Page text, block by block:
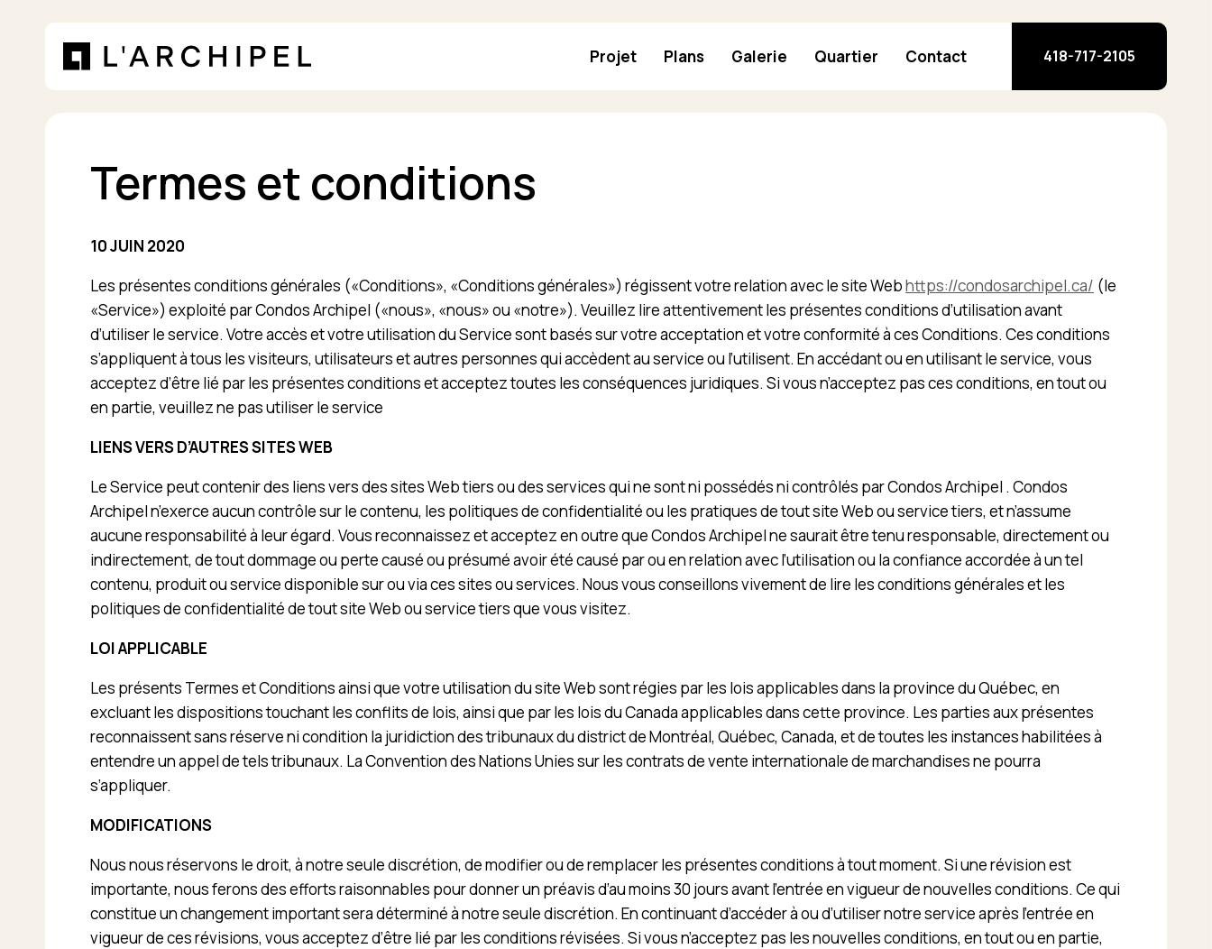
Projet Plans Galerie Quartier Contact 418-717-2105
Termes et conditions
10 JUIN 2020
Les présentes conditions générales («Conditions», «Conditions générales») régissent votre relation avec le site Webhttps://condosarchipel.ca/ (le
«Service») exploité par Condos Archipel («nous», «nous» ou «notre»). Veuillez lire attentivement les présentes conditions d’utilisation avant
d’utiliser le service. Votre accès et votre utilisation du Service sont basés sur votre acceptation et votre conformité à ces Conditions. Ces conditions
s’appliquent à tous les visiteurs, utilisateurs et autres personnes qui accèdent au service ou l’utilisent. En accédant ou en utilisant le service, vous
acceptez d’être lié par les présentes conditions et acceptez toutes les conséquences juridiques. Si vous n’acceptez pas ces conditions, en tout ou
en partie, veuillez ne pas utiliser le service
LIENS VERS D’AUTRES SITES WEB
Le Service peut contenir des liens vers des sites Web tiers ou des services qui ne sont ni possédés ni contrôlés par Condos Archipel . Condos
Archipel n’exerce aucun contrôle sur le contenu, les politiques de confidentialité ou les pratiques de tout site Web ou service tiers, et n’assume
aucune responsabilité à leur égard. Vous reconnaissez et acceptez en outre que Condos Archipel ne saurait être tenu responsable, directement ou
indirectement, de tout dommage ou perte causé ou présumé avoir été causé par ou en relation avec l’utilisation ou la confiance accordée à un tel
contenu, produit ou service disponible sur ou via ces sites ou services. Nous vous conseillons vivement de lire les conditions générales et les
politiques de confidentialité de tout site Web ou service tiers que vous visitez.
LOI APPLICABLE
Les présents Termes et Conditions ainsi que votre utilisation du site Web sont régies par les lois applicables dans la province du Québec, en
excluant les dispositions touchant les conflits de lois, ainsi que par les lois du Canada applicables dans cette province. Les parties aux présentes
reconnaissent sans réserve ni condition la juridiction des tribunaux du district de Montréal, Québec, Canada, et de toutes les instances habilitées à
entendre un appel de tels tribunaux. La Convention des Nations Unies sur les contrats de vente internationale de marchandises ne pourra
s’appliquer.
MODIFICATIONS
Nous nous réservons le droit, à notre seule discrétion, de modifier ou de remplacer les présentes conditions à tout moment. Si une révision est
importante, nous ferons des efforts raisonnables pour donner un préavis d’au moins 30 jours avant l’entrée en vigueur de nouvelles conditions. Ce qui
constitue un changement important sera déterminé à notre seule discrétion. En continuant d’accéder à ou d’utiliser notre service après l’entrée en
vigueur de ces révisions, vous acceptez d’être lié par les conditions révisées. Si vous n’acceptez pas les nouvelles conditions, en tout ou en partie,